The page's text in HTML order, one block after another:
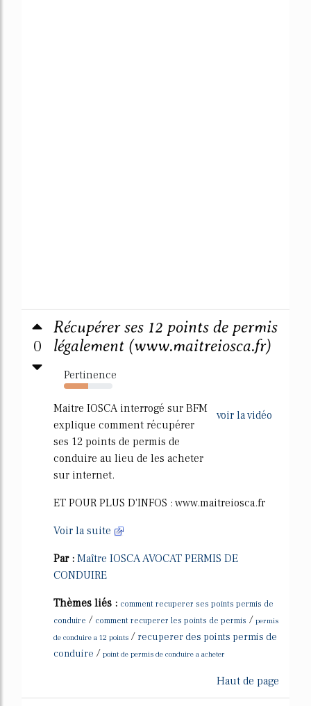
0
Récupérer ses 12 points de permis
légalement (www.maitreiosca.fr)
Pertinence
50%
voir la vidéo
Maitre IOSCA interrogé sur BFM
explique comment récupérer
ses 12 points de permis de
conduire au lieu de les acheter
sur internet.
ET POUR PLUS D'INFOS : www.maitreiosca.fr
Voir la suite
Par : Maître IOSCA AVOCAT PERMIS DE
CONDUIRE
Thèmes liés : comment recuperer ses points permis de
conduire / comment recuperer les points de permis / permis
de conduire a 12 points / recuperer des points permis de
conduire / point de permis de conduire a acheter
Haut de page